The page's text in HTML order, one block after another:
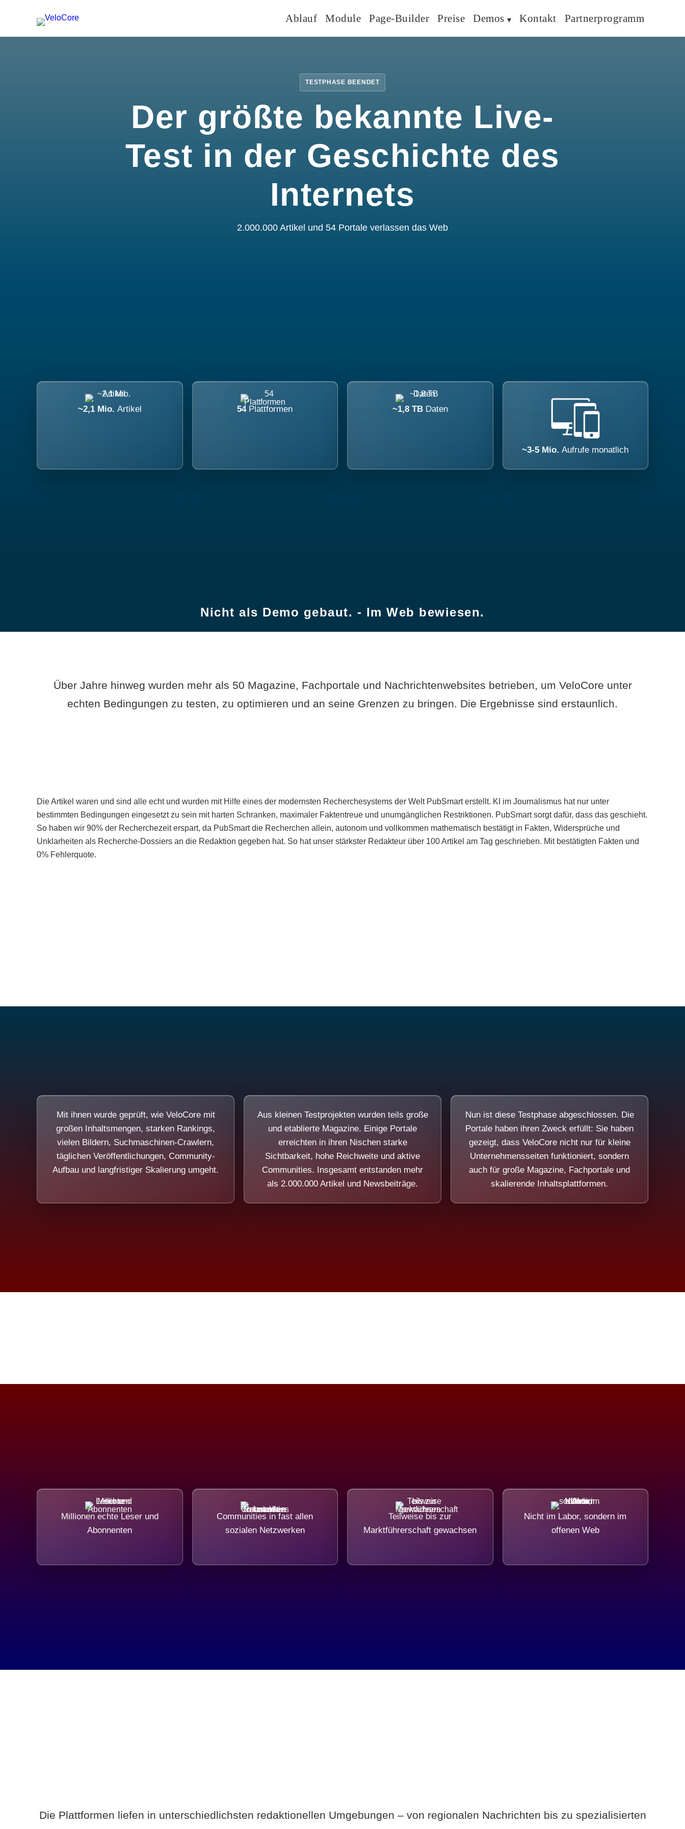
Ablauf Module Page-Builder Preise Demos Kontakt Partnerprogramm
TESTPHASE BEENDET
Der größte bekannte Live-
Test in der Geschichte des
Internets
2.000.000 Artikel und 54 Portale verlassen das Web
~2,1 Mio. Artikel 54 Plattformen ~1,8 TB Daten
~3-5 Mio.Aufrufe monatlich
Nicht als Demo gebaut. - Im Web bewiesen.
Über Jahre hinweg wurden mehr als 50 Magazine, Fachportale und Nachrichtenwebsites betrieben, um VeloCore unter
echten Bedingungen zu testen, zu optimieren und an seine Grenzen zu bringen. Die Ergebnisse sind erstaunlich.
Die Artikel waren und sind alle echt und wurden mit Hilfe eines der modernsten Recherchesystems der Welt PubSmart erstellt. KI im Journalismus hat nur unter
bestimmten Bedingungen eingesetzt zu sein mit harten Schranken, maximaler Faktentreue und unumgänglichen Restriktionen. PubSmart sorgt dafür, dass das geschieht.
So haben wir 90% der Recherchezeit erspart, da PubSmart die Recherchen allein, autonom und vollkommen mathematisch bestätigt in Fakten, Widersprüche und
Unklarheiten als Recherche-Dossiers an die Redaktion gegeben hat. So hat unser stärkster Redakteur über 100 Artikel am Tag geschrieben. Mit bestätigten Fakten und
0% Fehlerquote.
Mit ihnen wurde geprüft, wie VeloCore mit
großen Inhaltsmengen, starken Rankings,
vielen Bildern, Suchmaschinen-Crawlern,
täglichen Veröffentlichungen, Community-
Aufbau und langfristiger Skalierung umgeht.
Aus kleinen Testprojekten wurden teils große
und etablierte Magazine. Einige Portale
erreichten in ihren Nischen starke
Sichtbarkeit, hohe Reichweite und aktive
Communities. Insgesamt entstanden mehr
als 2.000.000 Artikel und Newsbeiträge.
Nun ist diese Testphase abgeschlossen. Die
Portale haben ihren Zweck erfüllt: Sie haben
gezeigt, dass VeloCore nicht nur für kleine
Unternehmensseiten funktioniert, sondern
auch für große Magazine, Fachportale und
skalierende Inhaltsplattformen.
Millionen echte Leser und
Abonnenten
Communities in fast allen
sozialen Netzwerken
Teilweise bis zur
Marktführerschaft gewachsen
Nicht im Labor, sondern im
offenen Web
Die Plattformen liefen in unterschiedlichsten redaktionellen Umgebungen – von regionalen Nachrichten bis zu spezialisierten